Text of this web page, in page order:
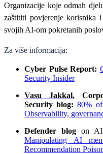
Organizacije koje odmah
zaštititi povjerenje korisnika
svojih AI‑om pokretanih
Za više informacija:
Cyber Pulse Report:
Security Insider
Vasu Jakkal,
Security blog: 80%
Observability,
Defender blogon AI
Manipulating AI
Recommendation